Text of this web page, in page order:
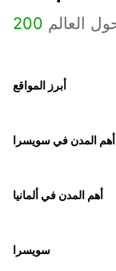
200
أبرز المواقع
أهم المدن في سويسرا
أهم المدن في ألمانيا
سويسرا